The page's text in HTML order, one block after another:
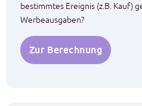
bestimmtes Ereignis (z.B. Kauf)
Werbeausgaben?
Zur Berechnung